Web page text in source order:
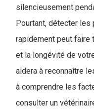
silencieusement
Pourtant, détecter
rapidement peut faire
et la longévité de
aidera à reconnaître
à comprendre les
consulter un